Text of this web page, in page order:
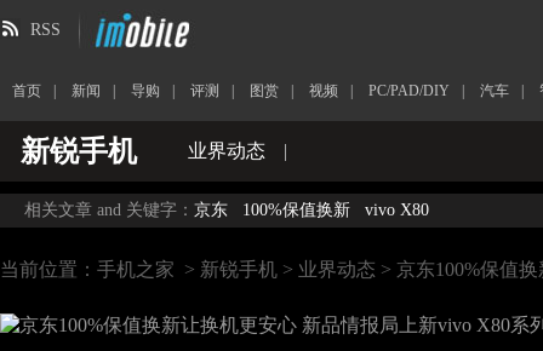
RSS
首页 新闻 导购 评测 图赏 视频 PC/PAD/DIY 汽车
新锐手机 业界动态 |
相关文章 and 关键字： 京东 100%保值换新 vivo X80
当前位置： 手机之家 > 新锐手机 > 业界动态 > 京东100%保值